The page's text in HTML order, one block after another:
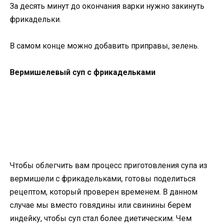
За десять минут до окончания варки нужно закинуть
фрикадельки.
В самом конце можно добавить приправы, зелень.
Вермишелевый суп с фрикадельками
Чтобы облегчить вам процесс приготовления супа из
вермишели с фрикадельками, готовы поделиться
рецептом, который проверен временем. В данном
случае мы вместо говядины или свинины берем
индейку, чтобы суп стал более диетическим. Чем